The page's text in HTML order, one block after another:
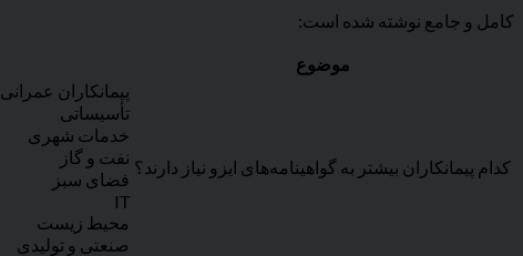
کامل و جامع نوشته شده است:
موضوع
کدام پیمانکاران بیشتر به گواهینامه‌های ایزو نیاز دارند؟
پیمانکاران عمرانی
تأسیساتی
خدمات شهری
نفت و گاز
فضای سبز
IT
محیط زیست
صنعتی و تولیدی